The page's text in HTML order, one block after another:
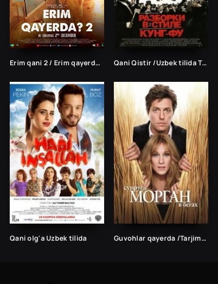
Erim qani 2 / Erim qayerda 2 / Tarix 2 Hind kino Uzbek tilida O'zbekcha 2016 tarjima kino HD skachat Qani Qistir /Uzbek tilida Tarjima kinolar Ўзбек тилида Таржима кинолар/
Qani olg'a Uzbek tilida Guvohlar qayerda /Tarjima kinolar Uzbek tilida Таржима кинолар Ўзбек тилида/